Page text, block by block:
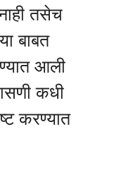
तसेच
बाबत
आली
कधी
करण्यात